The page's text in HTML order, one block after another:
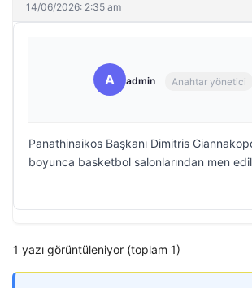
14/06/2026: 2:35 am
A admin Anahtar yönetici
Panathinaikos Başkanı Dimitris
boyunca basketbol salonlarından men
1 yazı görüntüleniyor (toplam 1)